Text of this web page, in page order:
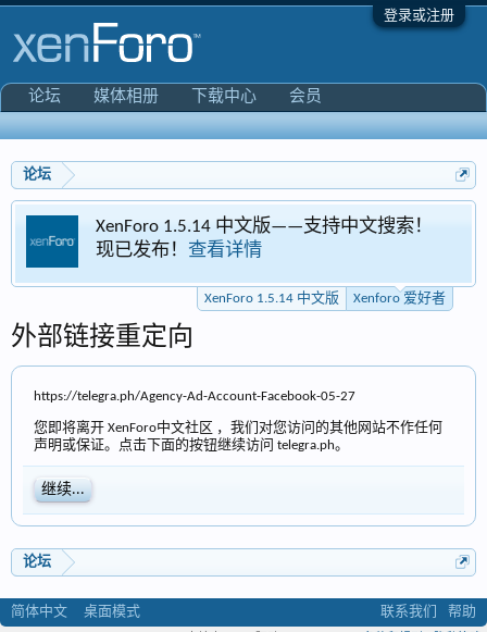
登录或注册
论坛
1.5.14 中文版——支持中文搜索！
布！查看详情
Xenforo
XenForo 1.5.14 中文版 Xenforo 爱好者
外部链接重定向
https://telegra.ph/Agency-Ad-Account-Facebook-05-27
您即将离开 XenForo中文社区 ，我们对您访问的其他网站不作任何
声明或保证。点击下面的按钮继续访问 telegra.ph。
继续...
论坛
论坛 媒体相册 下载中心 会员
简体中文 桌面模式 联系我们 帮助